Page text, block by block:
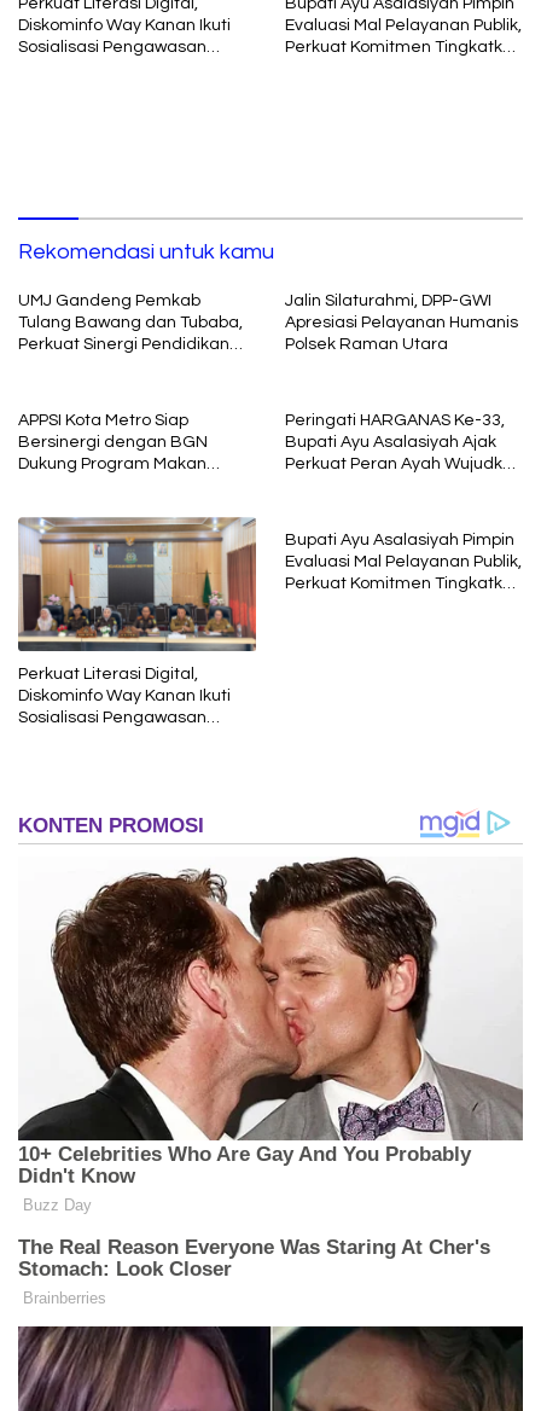
Perkuat Literasi Digital,
Diskominfo Way Kanan Ikuti
Sosialisasi Pengawasan
Evaluasi Mal Pelayanan Publik,
Perkuat Komitmen Tingkatkan
Rekomendasi untuk kamu
UMJ Gandeng Pemkab
Tulang Bawang dan Tubaba,
Perkuat Sinergi Pendidikan
Jalin Silaturahmi, DPP-GWI
Apresiasi Pelayanan Humanis
Polsek Raman Utara
APPSI Kota Metro Siap
Bersinergi dengan BGN
Dukung Program Makan
Peringati HARGANAS Ke-33,
Bupati Ayu Asalasiyah Ajak
Perkuat Peran Ayah Wujudkan
Perkuat Literasi Digital,
Diskominfo Way Kanan Ikuti
Sosialisasi Pengawasan
Bupati Ayu Asalasiyah Pimpin
Evaluasi Mal Pelayanan Publik,
Perkuat Komitmen Tingkatkan